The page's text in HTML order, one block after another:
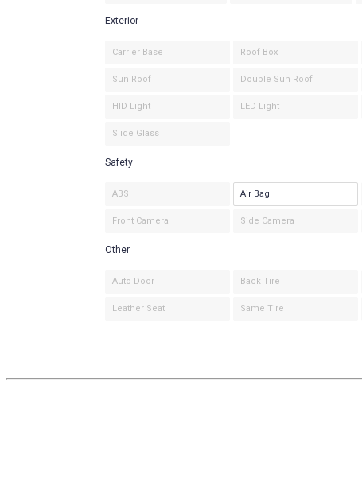
Exterior
Carrier Base Roof Box
Sun Roof Double Sun Roof
HID Light LED Light
Slide Glass
Safety
ABS Air Bag
Front Camera Side Camera
Other
Auto Door Back Tire
Leather Seat Same Tire